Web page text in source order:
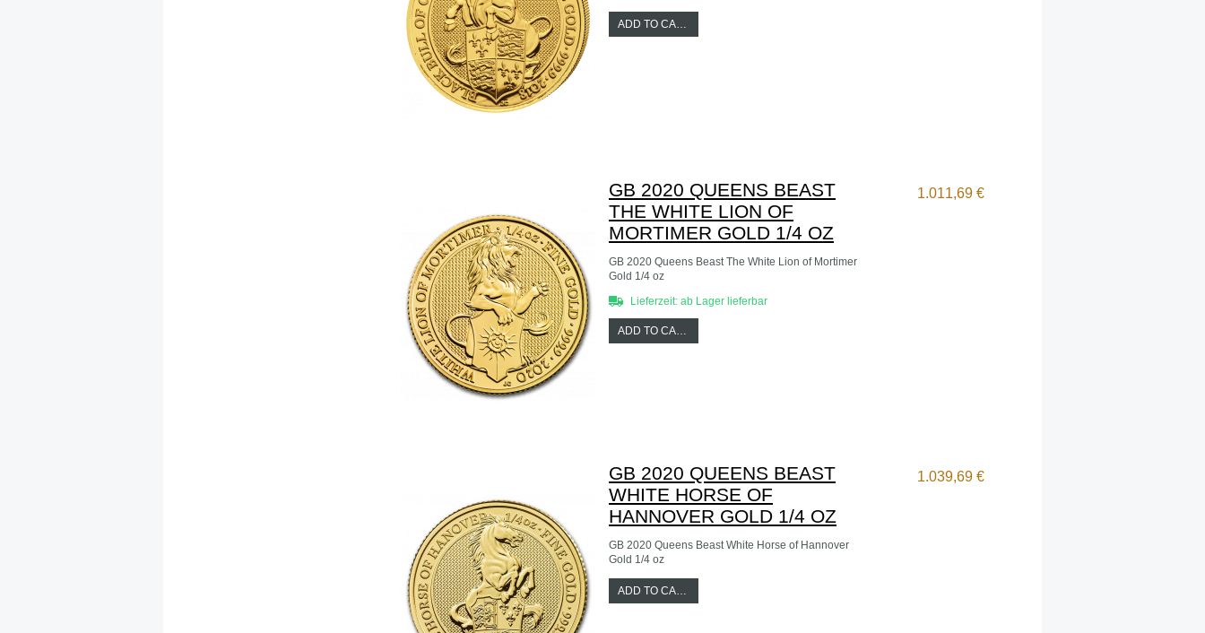
ADD TO CART
GB 2020 QUEENS BEAST
THE WHITE LION OF
MORTIMER GOLD 1/4 OZ
GB 2020 Queens Beast The White Lion of Mortimer
Gold 1/4 oz
Lieferzeit: ab Lager lieferbar
ADD TO CART
1.011,69 €
GB 2020 QUEENS BEAST
WHITE HORSE OF
HANNOVER GOLD 1/4 OZ
GB 2020 Queens Beast White Horse of Hannover
Gold 1/4 oz
ADD TO CART
1.039,69 €